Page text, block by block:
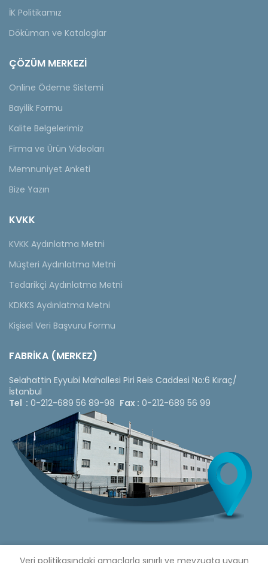
İK Politikamız
Döküman ve Kataloglar
ÇÖZÜM MERKEZİ
Online Ödeme Sistemi
Bayilik Formu
Kalite Belgelerimiz
Firma ve Ürün Videoları
Memnuniyet Anketi
Bize Yazın
KVKK
KVKK Aydınlatma Metni
Müşteri Aydınlatma Metni
Tedarikçi Aydınlatma Metni
KDKKS Aydınlatma Metni
Kişisel Veri Başvuru Formu
FABRİKA (MERKEZ)
Selahattin Eyyubi Mahallesi Piri Reis Caddesi No:6 Kıraç/
İstanbul
Tel : 0-212-689 56 89-98 Fax : 0-212-689 56 99
Veri politikasındaki amaçlarla sınırlı ve mevzuata uygun